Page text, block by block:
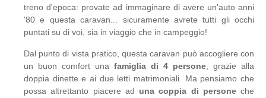
treno d'epoca: provate ad immaginare di avere un'auto anni
'80 e questa caravan... sicuramente avrete tutti gli occhi
puntati su di voi, sia in viaggio che in campeggio!
Dal punto di vista pratico, questa caravan può accogliere con
un buon comfort una famiglia di 4 persone, grazie alla
doppia dinette e ai due letti matrimoniali. Ma pensiamo che
possa altrettanto piacere ad una coppia di personeche